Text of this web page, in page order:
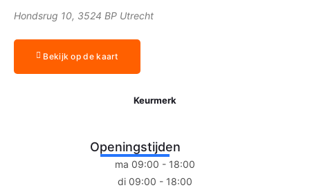
Hondsrug 10, 3524 BP Utrecht
Bekijk op de kaart
Keurmerk
Openingstijden
ma 09:00 - 18:00
di 09:00 - 18:00